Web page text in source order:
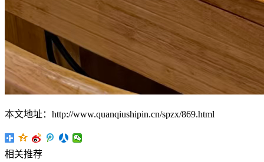
本文地址：http://www.quanqiushipin.cn/spzx/869.html
相关推荐